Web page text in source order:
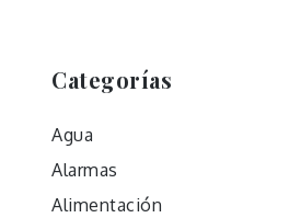
Categorías
Agua
Alarmas
Alimentación